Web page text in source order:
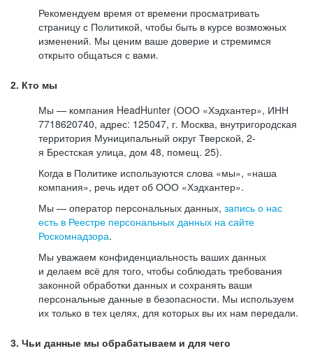
Рекомендуем время от времени просматривать
страницу с Политикой, чтобы быть в курсе возможных
изменений. Мы ценим ваше доверие и стремимся
открыто общаться с вами.
2. Кто мы
Мы — компания HeadHunter (ООО «Хэдхантер», ИНН
7718620740, адрес: 125047, г. Москва, внутригородская
территория Муниципальный округ Тверской, 2-
я Брестская улица, дом 48, помещ. 25).
Когда в Политике используются слова «мы», «наша
компания», речь идет об ООО «Хэдхантер».
Мы — оператор персональных данных, запись о нас
есть в Реестре персональных данных на сайте
Роскомнадзора.
Мы уважаем конфиденциальность ваших данных
и делаем всё для того, чтобы соблюдать требования
законной обработки данных и сохранять ваши
персональные данные в безопасности. Мы используем
их только в тех целях, для которых вы их нам передали.
3. Чьи данные мы обрабатываем и для чего